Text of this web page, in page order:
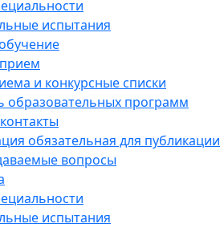
испытания
и конкурсные списки
образовательных программ
обязательная для публикации
вопросы
испытания